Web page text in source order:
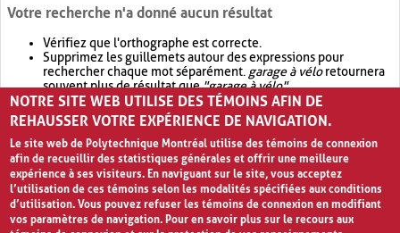
Votre recherche n'a donné aucun résultat
Vérifiez que l'orthographe est correcte.
Supprimez les guillemets autour des expressions pour
rechercher chaque mot séparément. garage à véloretournera
souvent plus de résultat que"garage à vélo".
Envisagez d'élargir votre recherche avec OR.garage OR vélo
retournera souvent plus de résultat quegarage à vélo
NOTRE SITE WEB UTILISE DES TÉMOINS AFIN DE
REHAUSSER VOTRE EXPÉRIENCE DE NAVIGATION.
Le site web de Polytechnique Montréal utilise des témoins de connexion
afin de recueillir des statistiques générales et offrir une meilleure
expérience à ses visiteurs. En naviguant sur le site, vous acceptez
l’utilisation de ces témoins selon les modalités spécifiées aux conditions
d’utilisation. Vous pouvez refuser les témoins de connexion en modifiant
vos paramètres de navigation. Pour en savoir plus sur le recours aux